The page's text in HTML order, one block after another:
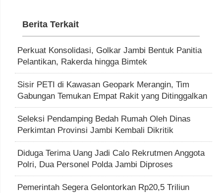
Berita Terkait
Perkuat Konsolidasi, Golkar Jambi Bentuk Panitia
Pelantikan, Rakerda hingga Bimtek
Sisir PETI di Kawasan Geopark Merangin, Tim
Gabungan Temukan Empat Rakit yang Ditinggalkan
Seleksi Pendamping Bedah Rumah Oleh Dinas
Perkimtan Provinsi Jambi Kembali Dikritik
Diduga Terima Uang Jadi Calo Rekrutmen Anggota
Polri, Dua Personel Polda Jambi Diproses
Pemerintah Segera Gelontorkan Rp20,5 Triliun